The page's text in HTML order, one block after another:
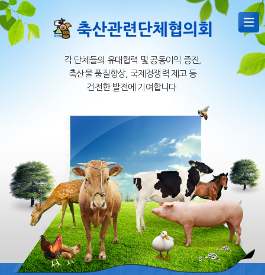
각 단체들의 유대협력 및 공동이익 증진,
축산물 품질향상, 국제경쟁력 제고 등
건전한 발전에 기여합니다.